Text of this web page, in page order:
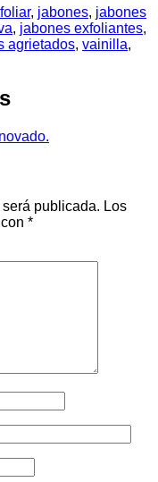
, jabones, jabones
, jabones exfoliantes,
agrietados, vainilla,
publicada. Los
*